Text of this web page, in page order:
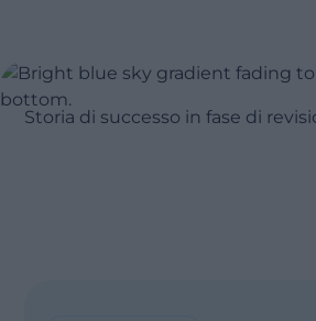
Storia di successo in fase di